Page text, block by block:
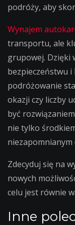
podróży, aby
Wynajem
transportu, ale
grupowej. Dzięki
bezpieczeństwu
podróżowanie
okazji czy liczby
być
nie tylko
niezapomnianym
Zdecyduj się na
nowych
celu jest równie
Inne